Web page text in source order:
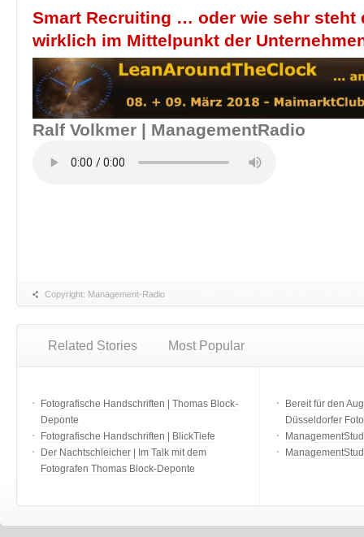
Smart Recruiting … oder wie sehr steht
wirklich im Mittelpunkt der
Ralf Volkmer | ManagementRadio
Copyright: Management-Radio
Related Stories Most Popular
Fotografische Handschriften | Thomas Block-
Deponte
Fotografische Handschriften | BlickTiefe
Der Nachtschleicher | Im Talk mit dem
Fotografen Thomas Block-Deponte
Bereit für den
Düsseldorfer